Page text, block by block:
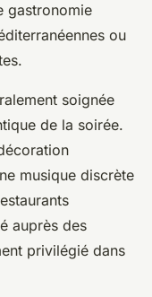
gastronomie
ou
soignée
de la soirée.
musique discrète
auprès des
privilégié dans